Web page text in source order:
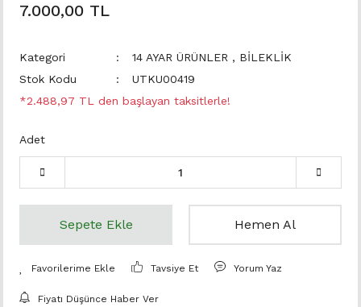
7.000,00 TL
Kategori 14 AYAR ÜRÜNLER , BİLEKLİK
Stok Kodu
UTKU00419
*2.488,97 TL den başlayan taksitlerle!
Adet
Sepete Ekle Hemen Al
Tavsiye Et Yorum Yaz
Fiyatı Düşünce Haber Ver